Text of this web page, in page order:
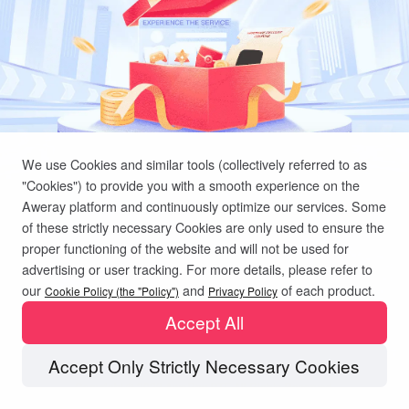
Fabricación industrial
Comercio minorista en cadena
中國香港 中國澳門
繁體中文
中國台灣 日本
한국
한국어
Malaysia
English
ประเทศไทย
ไทย
Việt Nam
Tiếng Việt
دولة الإمارات العربية المتحدة
English
English
Singapore
English
Indonesia Қазақстан
Contacte con nosotros
Hardware inteligente
We use Cookies and similar tools (collectively referred to as
"Cookies") to provide you with a smooth experience on the
Aweray platform and continuously optimize our services. Some
of these strictly necessary Cookies are only used to ensure the
proper functioning of the website and will not be used for
advertising or user tracking. For more details, please refer to
our Cookie Policy (the "Policy") and Privacy Policy of each product.
Accept Only Strictly Necessary Cookies
Accept All